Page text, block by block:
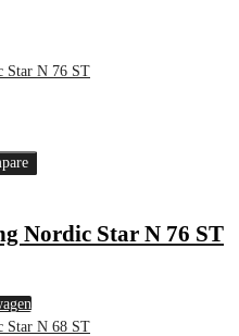
Nordic Star N 76 ST